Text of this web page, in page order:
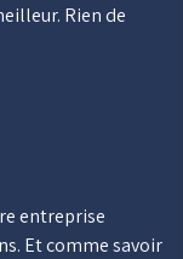
Rien de
entreprise
Et comme savoir